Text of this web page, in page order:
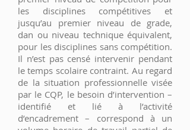
les disciplines compétitives et
jusqu’au premier niveau de grade,
dan ou niveau technique équivalent,
pour les disciplines sans compétition.
Il n’est pas censé intervenir pendant
le temps scolaire contraint. Au regard
de la situation professionnelle visée
par le CQP, le besoin d’intervention –
identifié et lié à l’activité
d’encadrement – correspond à un